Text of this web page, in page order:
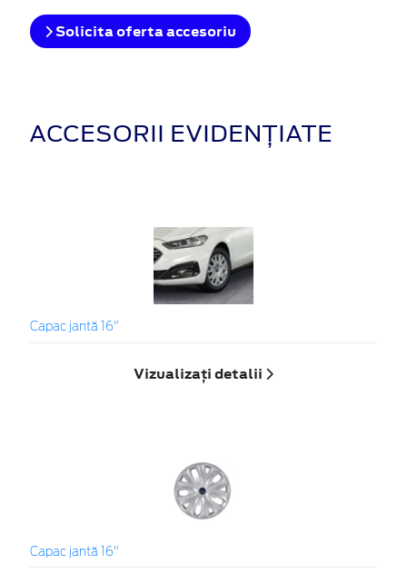
Solicita oferta accesoriu
ACCESORII EVIDENȚIATE
Capac jantă 16"
Vizualizați detalii
Capac jantă 16"